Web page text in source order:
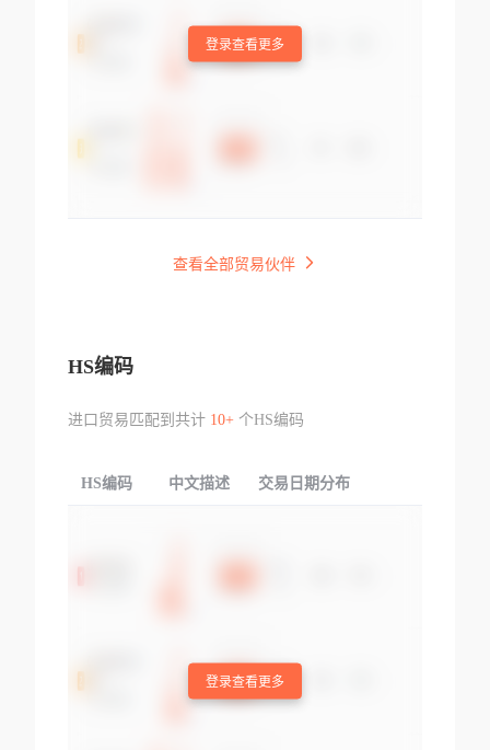
登录查看更多
查看全部贸易伙伴
HS编码
进口贸易匹配到共计 10+个HS编码
HS编码 中文描述 交易日期分布
登录查看更多